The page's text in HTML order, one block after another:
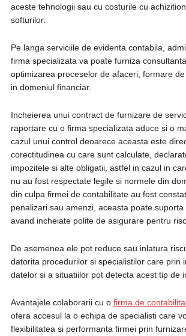
aceste tehnologii sau cu costurile cu
softurilor.
Pe langa serviciile de evidenta contabila,
firma specializata va poate furniza
optimizarea proceselor de afaceri, formare
in domeniul financiar.
Incheierea unui contract de furnizare de
raportare cu o firma specializata aduce si o
cazul unui control deoarece aceasta este
corectitudinea cu care sunt calculate,
impozitele si alte obligatii, astfel in cazul in
nu au fost respectate legile si normele din
din culpa firmei de contabilitate au fost
penalizari sau amenzi, aceasta poate
avand incheiate polite de asigurare pentru
De asemenea ele pot reduce sau inlatura
datorita procedurilor si specialistilor care prin
datelor si a situatiilor pot detecta acest tip de
Avantajele colaborarii cu o firma de
ofera accesul la o echipa de specialisti care
flexibilitatea si performanta firmei prin